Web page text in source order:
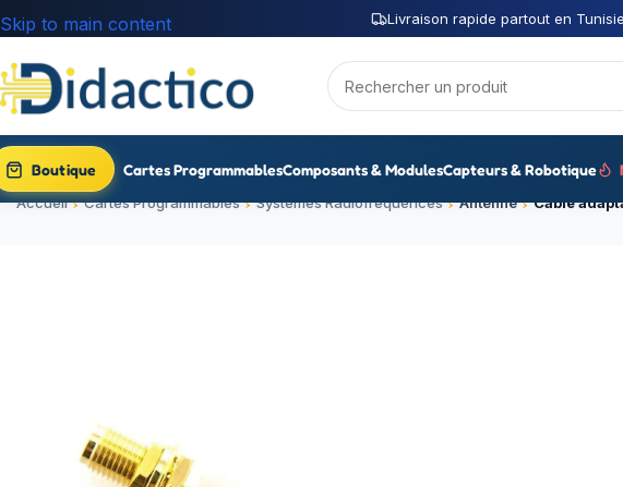
Livraison rapide partout en Tunisie
Skip to main content
Boutique Cartes ProgrammablesComposants & ModulesCapteurs & Robotique
Accueil Cartes Programmables Systèmes Radiofréquences Antenne Câble